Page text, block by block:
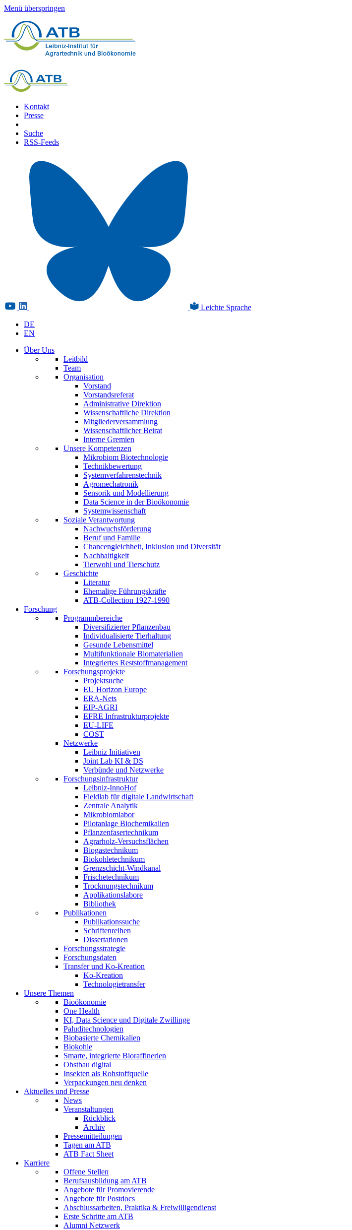
Menü überspringen
Kontakt
Presse
Suche
RSS-Feeds
Leichte Sprache
DE
EN
Über Uns
Leitbild
Team
Organisation
Vorstand
Vorstandsreferat
Administrative Direktion
Wissenschaftliche Direktion
Mitgliederversammlung
Wissenschaftlicher Beirat
Interne Gremien
Unsere Kompetenzen
Mikrobiom Biotechnologie
Technikbewertung
Systemverfahrenstechnik
Agromechatronik
Sensorik und Modellierung
Data Science in der Bioökonomie
Systemwissenschaft
Soziale Verantwortung
Nachwuchsförderung
Beruf und Familie
Chancengleichheit, Inklusion und Diversität
Nachhaltigkeit
Tierwohl und Tierschutz
Geschichte
Literatur
Ehemalige Führungskräfte
ATB-Collection 1927-1990
Forschung
Programmbereiche
Diversifizierter Pflanzenbau
Individualisierte Tierhaltung
Gesunde Lebensmittel
Multifunktionale Biomaterialien
Integriertes Reststoffmanagement
Forschungsprojekte
Projektsuche
EU Horizon Europe
ERA-Nets
EIP-AGRI
EFRE Infrastrukturprojekte
EU-LIFE
COST
Netzwerke
Leibniz Initiativen
Joint Lab KI & DS
Verbünde und Netzwerke
Forschungsinfrastruktur
Leibniz-InnoHof
Fieldlab für digitale Landwirtschaft
Zentrale Analytik
Mikrobiomlabor
Pilotanlage Biochemikalien
Pflanzenfasertechnikum
Agrarholz-Versuchsflächen
Biogastechnikum
Biokohletechnikum
Grenzschicht-Windkanal
Frischetechnikum
Trocknungstechnikum
Applikationslabore
Bibliothek
Publikationen
Publikationssuche
Schriftenreihen
Dissertationen
Forschungsstrategie
Forschungsdaten
Transfer und Ko-Kreation
Ko-Kreation
Technologietransfer
Unsere Themen
Bioökonomie
One Health
KI, Data Science und Digitale Zwillinge
Paluditechnologien
Biobasierte Chemikalien
Biokohle
Smarte, integrierte Bioraffinerien
Obstbau digital
Insekten als Rohstoffquelle
Verpackungen neu denken
Aktuelles und Presse
News
Veranstaltungen
Rückblick
Archiv
Pressemitteilungen
Tagen am ATB
ATB Fact Sheet
Karriere
Offene Stellen
Berufsausbildung am ATB
Angebote für Promovierende
Angebote für Postdocs
Abschlussarbeiten, Praktika & Freiwilligendienst
Erste Schritte am ATB
Alumni Netzwerk